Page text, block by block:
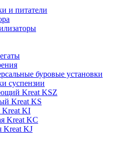
и питатели
буровые установки
суспензии
Kreat KSZ
Kreat KS
Kreat KI
Kreat KC
Kreat KJ